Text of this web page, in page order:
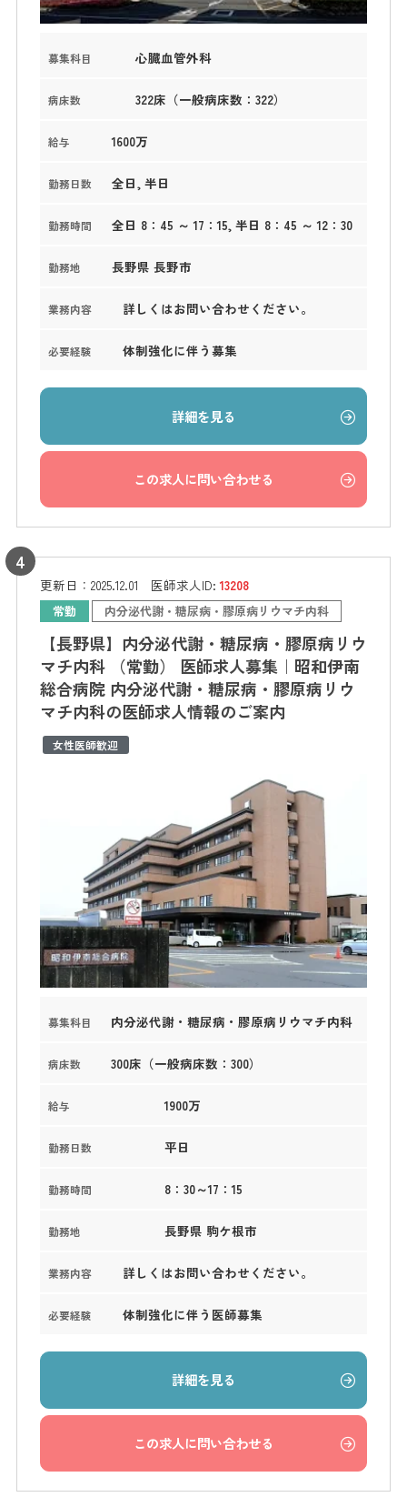
募集科目 心臓血管外科
病床数 322床（一般病床数：322）
給与 1600万
勤務日数 全日, 半日
勤務時間 全日 8：45 ～ 17：15, 半日 8：45 ～ 12：30
勤務地 長野県 長野市
業務内容 詳しくはお問い合わせください。
必要経験 体制強化に伴う募集
詳細を見る
この求人に問い合わせる
更新日： 2025.12.01 医師求人ID:13208
常勤 内分泌代謝・糖尿病・膠原病リウマチ内科
【長野県】内分泌代謝・糖尿病・膠原病リウ
マチ内科 （常勤） 医師求人募集｜昭和伊南
総合病院 内分泌代謝・糖尿病・膠原病リウ
マチ内科の医師求人情報のご案内
女性医師歓迎
募集科目 内分泌代謝・糖尿病・膠原病リウマチ内科
病床数 300床（一般病床数：300）
給与 1900万
勤務日数 平日
勤務時間 8：30～17：15
勤務地 長野県 駒ケ根市
業務内容 詳しくはお問い合わせください。
必要経験 体制強化に伴う医師募集
詳細を見る
この求人に問い合わせる